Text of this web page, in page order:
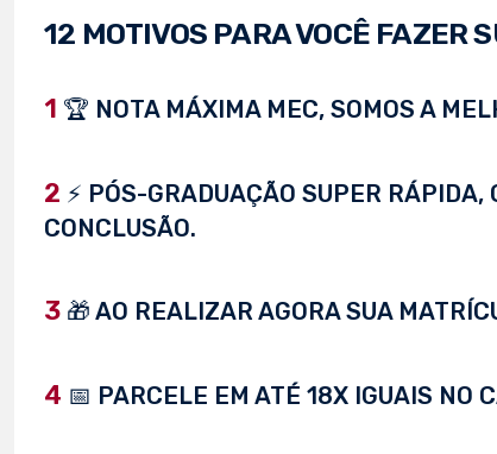
12 MOTIVOS PARA VOCÊ FAZER
1 🏆 NOTA MÁXIMA MEC, SOMOS A
2 ⚡ PÓS-GRADUAÇÃO SUPER
CONCLUSÃO.
3 🎁 AO REALIZAR AGORA SUA
4 📅 PARCELE EM ATÉ 18X IGUAIS NO